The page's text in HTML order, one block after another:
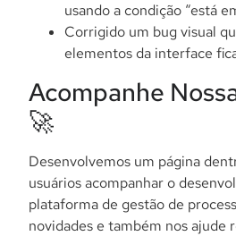
usando a condição “está
Corrigido um bug visual
elementos da interface
Acompanhe
🚀
Desenvolvemos um página
usuários acompanhar o
plataforma de gestão de
novidades e também nos ajude